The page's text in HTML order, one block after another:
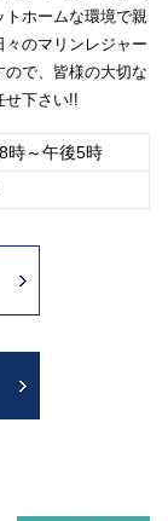
トホームな環境で親
のマリンレジャー
ので、皆様の大切な
せ下さい!!
時～午後5時